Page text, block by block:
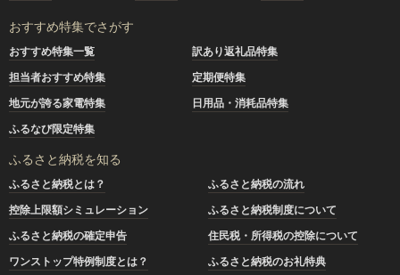
おすすめ特集でさがす
おすすめ特集一覧
訳あり返礼品特集
担当者おすすめ特集
定期便特集
地元が誇る家電特集
日用品・消耗品特集
ふるなび限定特集
ふるさと納税を知る
ふるさと納税とは？
ふるさと納税の流れ
控除上限額シミュレーション
ふるさと納税制度について
ふるさと納税の確定申告
住民税・所得税の控除について
ワンストップ特例制度とは？
ふるさと納税のお礼特典